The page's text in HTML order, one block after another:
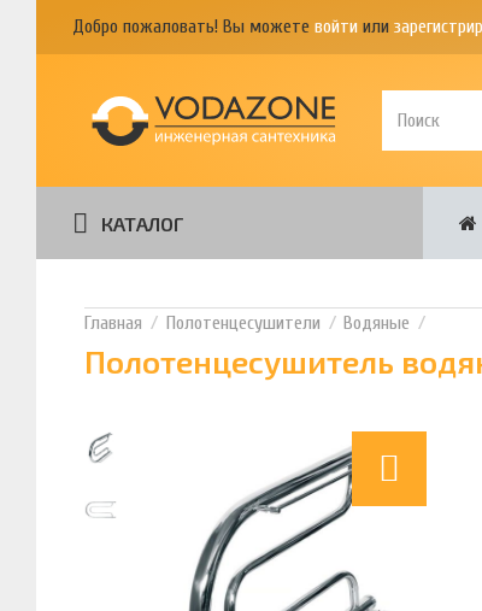
Добро пожаловать! Вы можете войти или
КАТАЛОГ
Полотенцесушители Водяные
Полотенцесушитель